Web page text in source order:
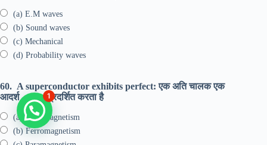
(a) E.M waves
(b) Sound waves
(c) Mechanical
(d) Probability waves
60. A superconductor exhibits perfect: एक अति चालक एक
आदर्श …….. प्रदर्शित करता है
(a) Ferromagnetism
(b) Ferromagnetism
1